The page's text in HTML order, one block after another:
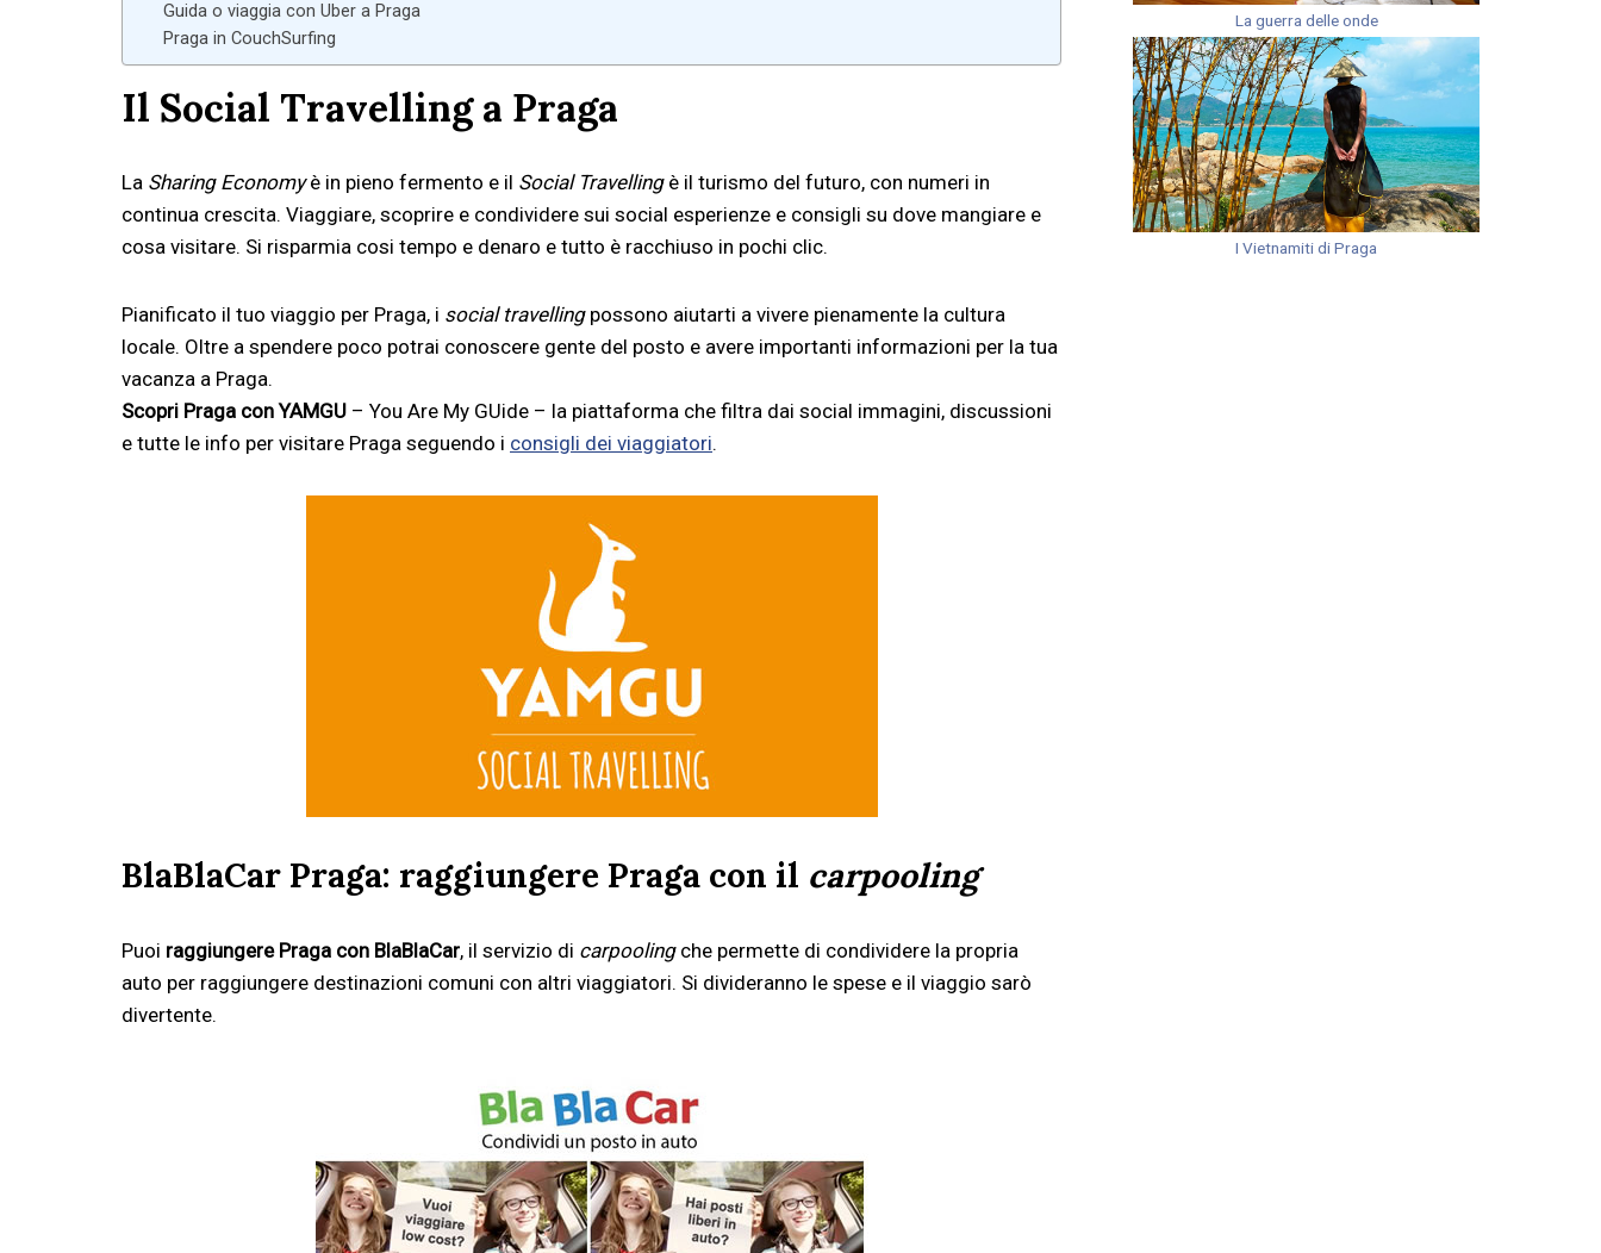
Guida o viaggia con Uber a Praga
Praga in CouchSurfing
Il Social Travelling a Praga
La Sharing Economyè in pieno fermento e il Social Travellingè il turismo del futuro, con numeri in
continua crescita. Viaggiare, scoprire e condividere sui social esperienze e consigli su dove mangiare e
cosa visitare. Si risparmia cosi tempo e denaro e tutto è racchiuso in pochi clic.
Pianificato il tuo viaggio per Praga, i social travellingpossono aiutarti a vivere pienamente la cultura
locale. Oltre a spendere poco potrai conoscere gente del posto e avere importanti informazioni per la tua
vacanza a Praga.
Scopri Praga con YAMGU – You Are My GUide – la piattaforma che filtra dai social immagini, discussioni
e tutte le info per visitare Praga seguendo i consigli dei viaggiatori.
BlaBlaCar Praga: raggiungere Praga con il carpooling
Puoi raggiungere Praga con BlaBlaCar, il servizio di carpoolingche permette di condividere la propria
auto per raggiungere destinazioni comuni con altri viaggiatori. Si divideranno le spese e il viaggio sarò
divertente.
La guerra delle onde
I Vietnamiti di Praga